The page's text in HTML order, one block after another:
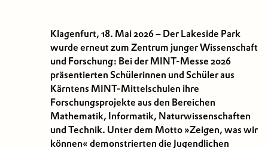
Klagenfurt, 18. Mai 2026 – Der Lakeside Park
wurde erneut zum Zentrum junger Wissenschaft
und Forschung: Bei der MINT-Messe 2026
präsentierten Schülerinnen und Schüler aus
Kärntens MINT-Mittelschulen ihre
Forschungsprojekte aus den Bereichen
Mathematik, Informatik, Naturwissenschaften
und Technik. Unter dem Motto »Zeigen, was wir
können« demonstrierten die Jugendlichen